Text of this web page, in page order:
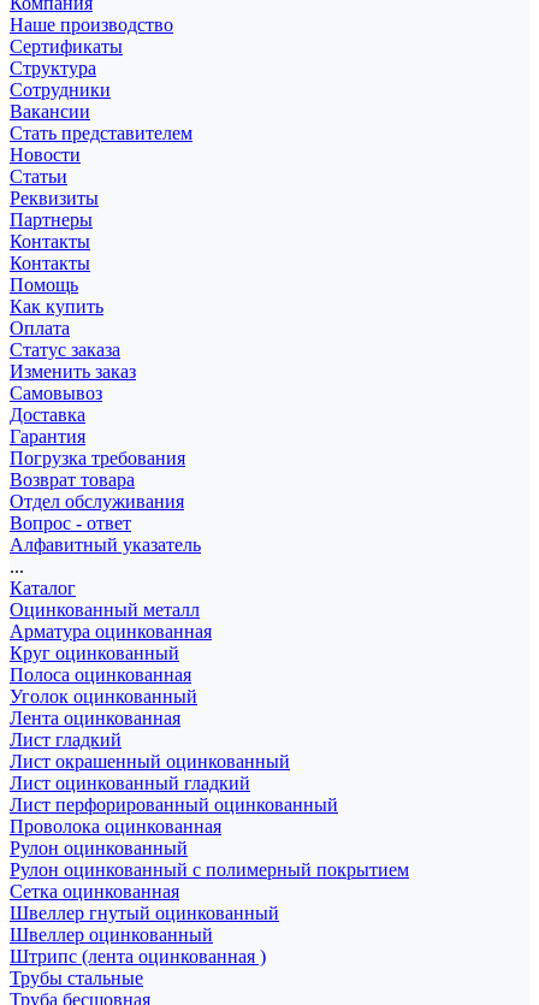
Наше производство
Сертификаты
Структура
Сотрудники
Вакансии
Стать представителем
Новости
Статьи
Реквизиты
Партнеры
Контакты
Контакты
Помощь
Как купить
Оплата
Статус заказа
Изменить заказ
Самовывоз
Доставка
Гарантия
Погрузка требования
Возврат товара
Отдел обслуживания
Вопрос - ответ
Алфавитный указатель
...
Каталог
Оцинкованный металл
Арматура оцинкованная
Круг оцинкованный
Полоса оцинкованная
Уголок оцинкованный
Лента оцинкованная
Лист гладкий
Лист окрашенный оцинкованный
Лист оцинкованный гладкий
Лист перфорированный оцинкованный
Проволока оцинкованная
Рулон оцинкованный
Рулон оцинкованный с полимерный покрытием
Сетка оцинкованная
Швеллер гнутый оцинкованный
Швеллер оцинкованный
Штрипс (лента оцинкованная )
Трубы стальные
Труба бесшовная